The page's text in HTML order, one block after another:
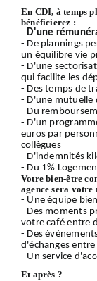
En CDI, à temps
bénéficierez :
- D'une
- De plannings
un équilibre vie
- D'une
qui facilite les
- Des temps de
- D'une mutuelle
- Du
- D'un
euros par
collègues
- D'indemnités
- Du 1%
Votre bien-être
agence sera votre
- Une équipe
- Des moments
votre café entre
- Des
d'échanges
- Un service
Et après ?